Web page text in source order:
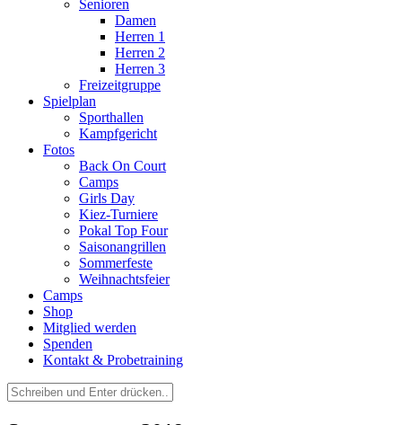
Senioren
Damen
Herren 1
Herren 2
Herren 3
Freizeitgruppe
Spielplan
Sporthallen
Kampfgericht
Fotos
Back On Court
Camps
Girls Day
Kiez-Turniere
Pokal Top Four
Saisonangrillen
Sommerfeste
Weihnachtsfeier
Camps
Shop
Mitglied werden
Spenden
Kontakt & Probetraining
Suchen
nach: